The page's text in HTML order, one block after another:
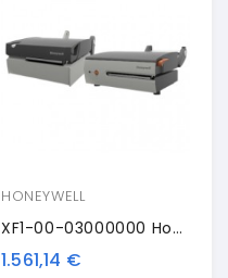
HONEYWELL
XF1-00-03000000 Honeywell Compact 4 Mark III, 8 Dots/mm (203 Dpi), RTC, ZPL, DPL, LP, USB, RS232, Ethernet
1.561,14 €